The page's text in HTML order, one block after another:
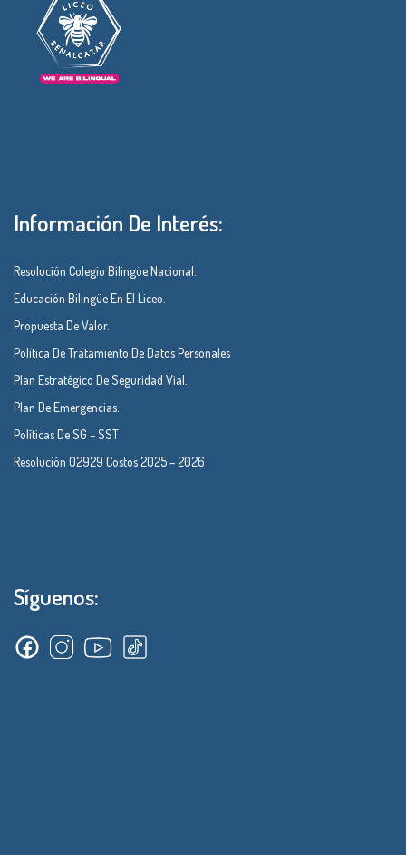
Información De Interés:
Resolución Colegio Bilingüe Nacional.
Educación Bilingüe En El Liceo.
Propuesta De Valor.
Política De Tratamiento De Datos Personales
Plan Estratégico De Seguridad Vial.
Plan De Emergencias.
Políticas De SG – SST
Resolución 02929 Costos 2025 – 2026
Síguenos: